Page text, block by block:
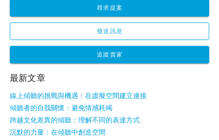
尋求提案
發送訊息
追蹤賣家
最新文章
線上傾聽的挑戰與機遇：在虛擬空間建立連接
傾聽者的自我關懷：避免情感耗竭
跨越文化差異的傾聽：理解不同的表達方式
沉默的力量：在傾聽中創造空間